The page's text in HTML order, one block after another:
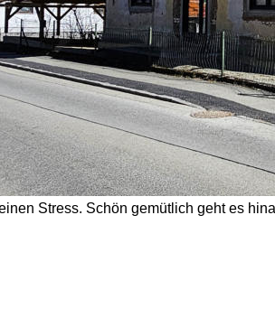
Stress. Schön gemütlich geht es